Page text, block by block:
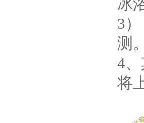
冰
3
测
4
将